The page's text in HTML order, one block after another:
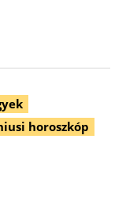
horoszkóp